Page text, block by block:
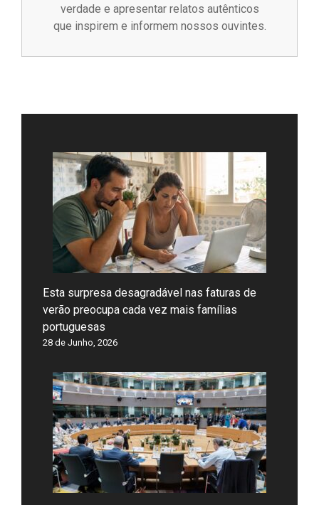
verdade e apresentar relatos autênticos
que inspirem e informem nossos ouvintes.
Esta surpresa desagradável nas faturas de
verão preocupa cada vez mais famílias
portuguesas
28 de Junho, 2026